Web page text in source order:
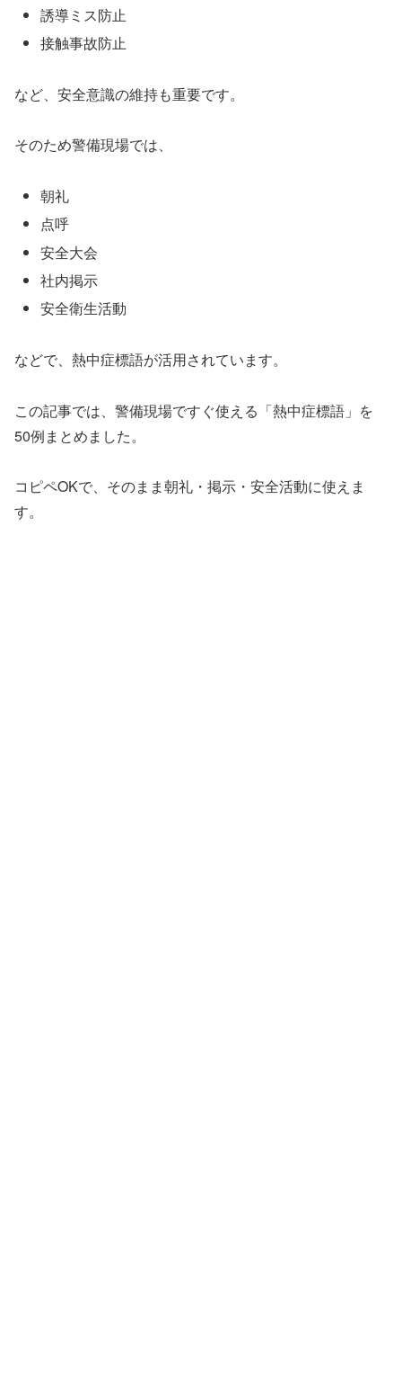
誘導ミス防止
接触事故防止
など、安全意識の維持も重要です。
そのため警備現場では、
朝礼
点呼
安全大会
社内掲示
安全衛生活動
などで、熱中症標語が活用されています。
この記事では、警備現場ですぐ使える「熱中症標語」を
50例まとめました。
コピペOKで、そのまま朝礼・掲示・安全活動に使えま
す。